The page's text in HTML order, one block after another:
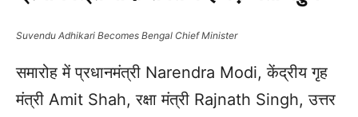
Suvendu Adhikari Becomes Bengal Chief Minister
समारोह में प्रधानमंत्री Narendra Modi, केंद्रीय गृह
मंत्री Amit Shah, रक्षा मंत्री Rajnath Singh, उत्तर